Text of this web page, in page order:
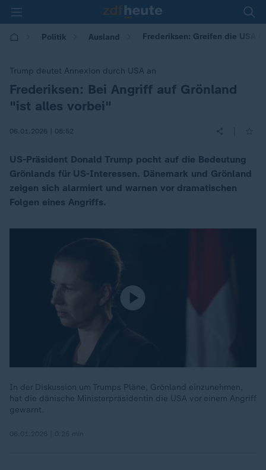
Politik Ausland Frederiksen: Greifen die USA
Trump deutet Annexion durch USA an
:Frederiksen: Bei Angriff auf Grönland
"ist alles vorbei"
06.01.2026 | 08:52
US-Präsident Donald Trump pocht auf die Bedeutung
Grönlands für US-Interessen. Dänemark und Grönland
zeigen sich alarmiert und warnen vor dramatischen
Folgen eines Angriffs.
In der Diskussion um Trumps Pläne, Grönland einzunehmen,
hat die dänische Ministerpräsidentin die USA vor einem Angriff
gewarnt.